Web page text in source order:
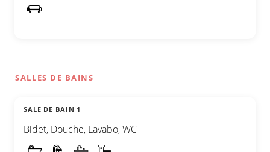
SALLES DE BAINS
SALE DE BAIN 1
Bidet, Douche, Lavabo, WC